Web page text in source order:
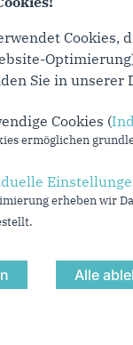
1
884-2213
pressestelle@cdu-
Sie in unserer
Cookies (
ermöglichen
erheben wir